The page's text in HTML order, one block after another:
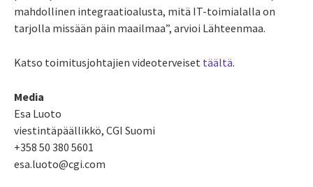
mahdollinen integraatioalusta, mitä IT-toimialalla on
tarjolla missään päin maailmaa”, arvioi Lähteenmaa.
Katso toimitusjohtajien videoterveiset täältä.
Media
Esa Luoto
viestintäpäällikkö, CGI Suomi
+358 50 380 5601
esa.luoto@cgi.com